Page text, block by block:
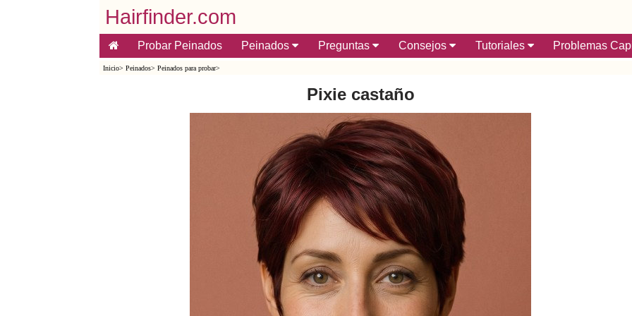
Hairfinder.com
Probar Peinados Peinados Preguntas Consejos Tutoriales Problemas
Inicio> Peinados> Peinados para probar>
Pixie castaño